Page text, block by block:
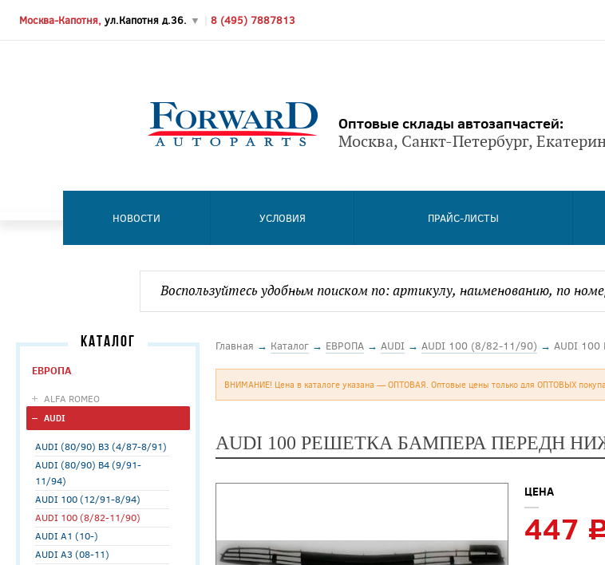
Москва-Капотня, ул.Капотня д.36. ▼ 8 (495) 7887813
Оптовые склады автозапчастей:
Москва, Санкт-Петербург,
НОВОСТИ УСЛОВИЯ ПРАЙС-ЛИСТЫ
КАТАЛОГ
ЕВРОПА
ALFA ROMEO
AUDI
AUDI (80/90) B3 (4/87-8/91)
AUDI (80/90) B4 (9/91-
11/94)
AUDI 100 (12/91-8/94)
AUDI 100 (8/82-11/90)
AUDI A1 (10-)
AUDI A3 (08-11)
Главная → Каталог → ЕВРОПА → AUDI → AUDI 100 (8/82-11/90) → AUDI
ВНИМАНИЕ! Цена в каталоге указана — ОПТОВАЯ. Оптовые цены только для ОПТОВЫХ
AUDI 100 РЕШЕТКА БАМПЕРА ПЕРЕДН
ЦЕНА
447